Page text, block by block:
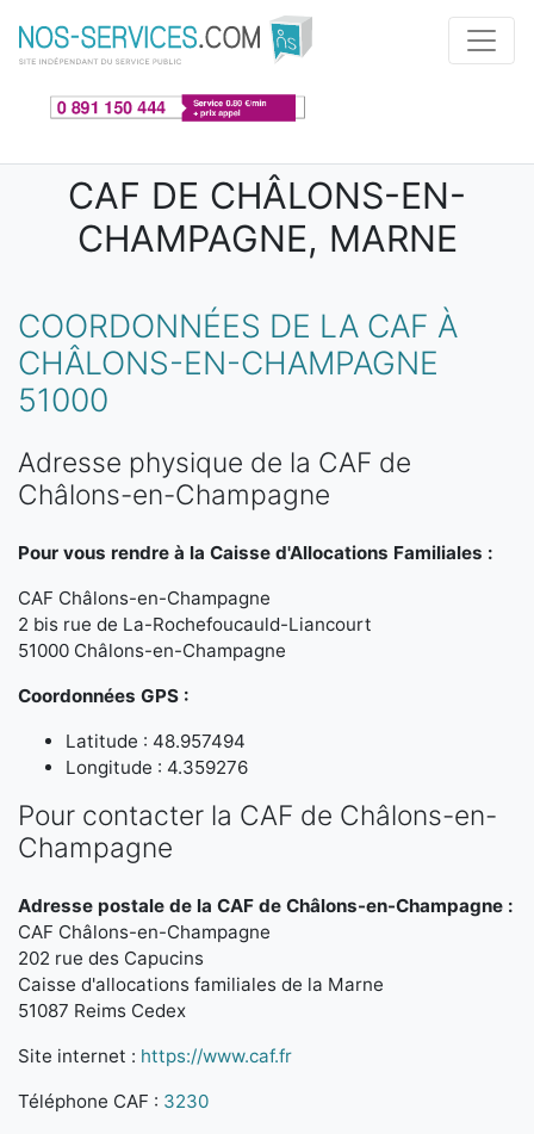
Aller au contenu principal
CAF DE CHÂLONS-EN-
CHAMPAGNE, MARNE
COORDONNÉES DE LA CAF À
CHÂLONS-EN-CHAMPAGNE
51000
Adresse physique de la CAF de
Châlons-en-Champagne
Pour vous rendre à la Caisse d'Allocations Familiales :
CAF Châlons-en-Champagne
2 bis rue de La-Rochefoucauld-Liancourt
51000 Châlons-en-Champagne
Coordonnées GPS :
Latitude : 48.957494
Longitude : 4.359276
Pour contacter la CAF de Châlons-en-
Champagne
Adresse postale de la CAF de Châlons-en-Champagne :
CAF Châlons-en-Champagne
202 rue des Capucins
Caisse d'allocations familiales de la Marne
51087 Reims Cedex
Site internet : https://www.caf.fr
Téléphone CAF : 3230